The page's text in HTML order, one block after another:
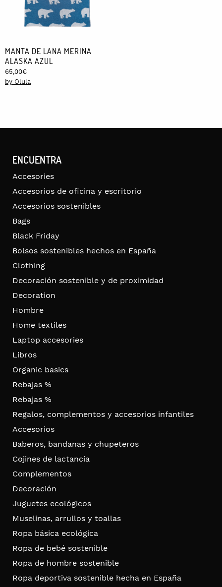
MANTA DE LANA MERINA
ALASKA AZUL
65,00€
by Olula
ENCUENTRA
Accesories
Accesorios de oficina y escritorio
Accesorios sostenibles
Bags
Black Friday
Bolsos sostenibles hechos en España
Clothing
Decoración sostenible y de proximidad
Decoration
Hombre
Home textiles
Laptop accesories
Libros
Organic basics
Rebajas %
Rebajas %
Regalos, complementos y accesorios infantiles
Accesorios
Baberos, bandanas y chupeteros
Cojines de lactancia
Complementos
Decoración
Juguetes ecológicos
Muselinas, arrullos y toallas
Ropa básica ecológica
Ropa de bebé sostenible
Ropa de hombre sostenible
Ropa deportiva sostenible hecha en España